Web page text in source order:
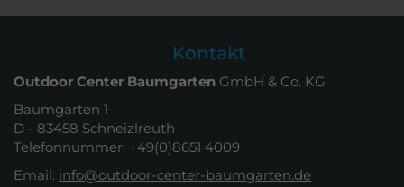
Kontakt
Outdoor Center Baumgarten GmbH & Co. KG
Baumgarten 1
D - 83458 Schneizlreuth
Telefonnummer: +49(0)8651 4009
Email: info@outdoor-center-baumgarten.de